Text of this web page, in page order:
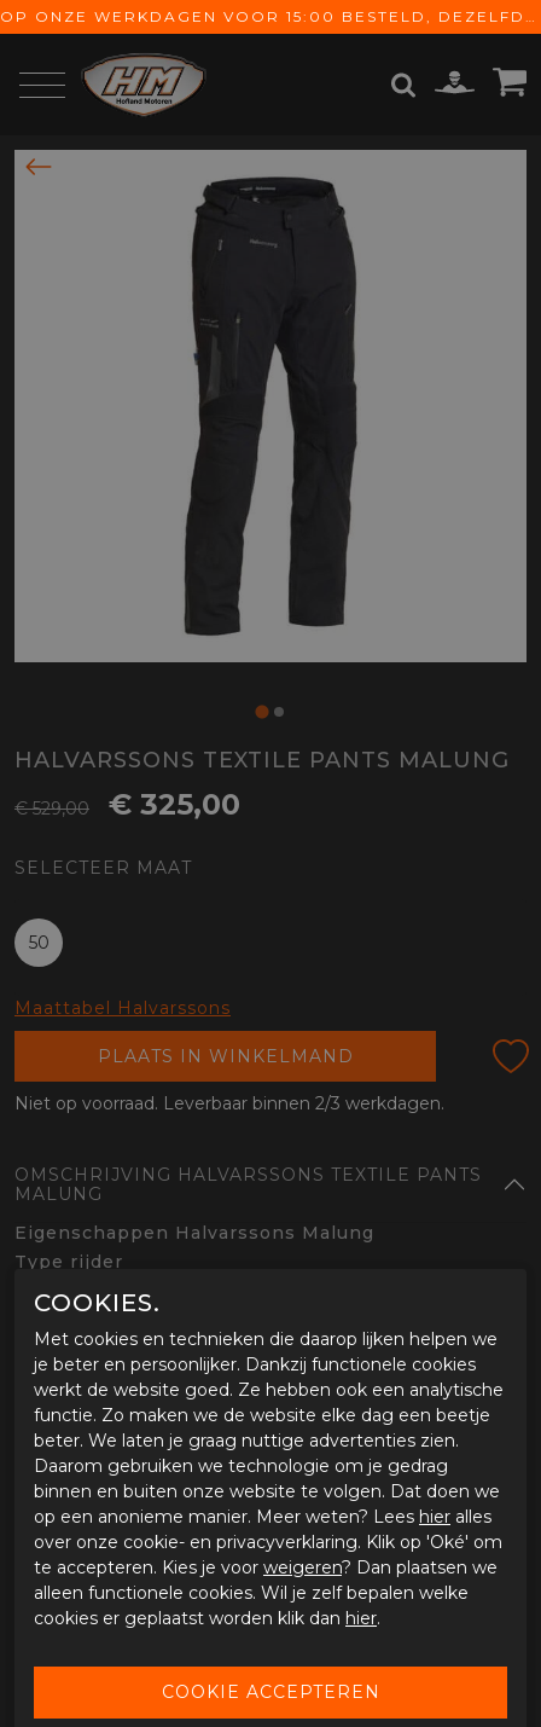
OP ONZE WERKDAGEN VOOR 15:00 BESTELD, DEZELFDE DAG VERZONDEN! GRATIS VERZENDING VANAF € 65,-
HALVARSSONS TEXTILE PANTS MALUNG
€ 529,00 € 325,00
SELECTEER MAAT
50
Maattabel Halvarssons
PLAATS IN WINKELMAND
Niet op voorraad. Leverbaar binnen 2/3 werkdagen.
OMSCHRIJVING HALVARSSONS TEXTILE PANTS
MALUNG
Eigenschappen Halvarssons Malung
Type rijder
Multifunctionele motorbroek
CE gecertificeerd tot klasse AA
Buitenlaag en protectie
Uitneembaar Dryway+ 2.0 membraan, Outlast
temperatuur regulerende voering
DWR waterafstotend behandeld
High-Art verstevigingsmateriaal op de heupen en
knieën
Verstelbare CE level 2 heup en knieprotectoren
Stretchdelen in de achterkant en op de knieën
Ventilatie
bovenbenen
COOKIES.
Met cookies en technieken die daarop lijken helpen we
je beter en persoonlijker. Dankzij functionele cookies
werkt de website goed. Ze hebben ook een analytische
functie. Zo maken we de website elke dag een beetje
beter. We laten je graag nuttige advertenties zien.
Daarom gebruiken we technologie om je gedrag
binnen en buiten onze website te volgen. Dat doen we
op een anonieme manier. Meer weten? Lees hier alles
over onze cookie- en privacyverklaring. Klik op 'Oké' om
te accepteren. Kies je voor weigeren? Dan plaatsen we
alleen functionele cookies. Wil je zelf bepalen welke
cookies er geplaatst worden klik dan hier.